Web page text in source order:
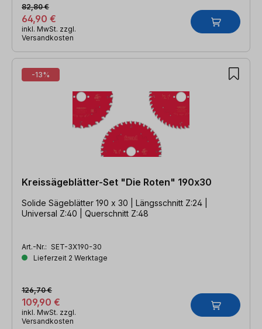
64,90 €
82,80 €
inkl. MwSt. zzgl.
Versandkosten
-13%
Kreissägeblätter-Set "Die Roten" 190x30
Solide Sägeblätter 190 x 30 | Längsschnitt Z:24 |
Universal Z:40 | Querschnitt Z:48
Art.-Nr.: SET-3X190-30
Lieferzeit 2 Werktage
109,90 €
126,70 €
inkl. MwSt. zzgl.
Versandkosten